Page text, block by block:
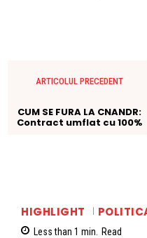
ARTICOLUL PRECEDENT
CUM SE FURA LA CNANDR:
Contract umflat cu 100%